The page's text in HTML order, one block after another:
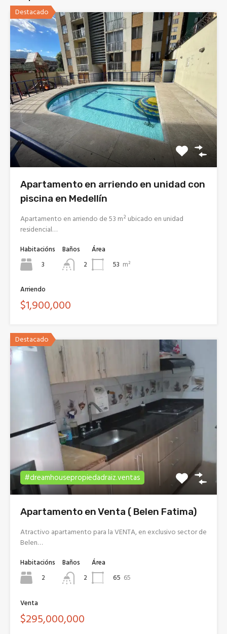
Destacado
Apartamento en arriendo en unidad con
piscina en Medellín
Apartamento en arriendo de 53 m² ubicado en unidad
residencial…
Habitacións
3
Baños
2
Área
53 m²
Arriendo
$1,900,000
Destacado
#dreamhousepropiedadraiz.ventas
Apartamento en Venta ( Belen Fatima)
Atractivo apartamento para la VENTA, en exclusivo sector de
Belen…
Habitacións
2
Baños
2
Área
65 65
Venta
$295,000,000